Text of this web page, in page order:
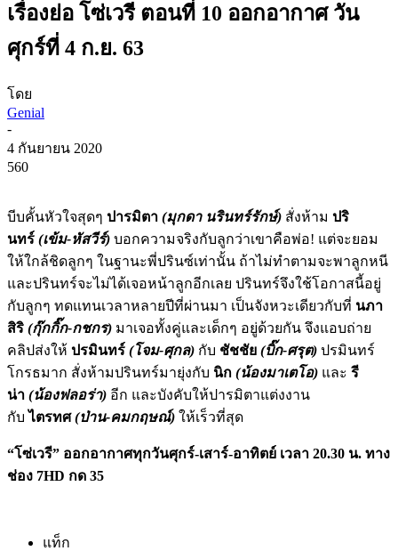
เรื่องย่อ โซ่เวรี ตอนที่ 10 ออกอากาศ วัน
ศุกร์ที่ 4 ก.ย. 63
โดย
Genial
-
4 กันยายน 2020
560
บีบคั้นหัวใจสุดๆ ปารมิตา (มุกดา นรินทร์รักษ์) สั่งห้าม ปริ
นทร์ (เข้ม-หัสวีร์) บอกความจริงกับลูกว่าเขาคือพ่อ! แต่จะยอม
ให้ใกล้ชิดลูกๆ ในฐานะพี่ปรินซ์เท่านั้น ถ้าไม่ทำตามจะพาลูกหนี
และปรินทร์จะไม่ได้เจอหน้าลูกอีกเลย ปรินทร์จึงใช้โอกาสนี้อยู่
กับลูกๆ ทดแทนเวลาหลายปีที่ผ่านมา เป็นจังหวะเดียวกับที่ นภา
สิริ (กุ๊กกิ๊ก-กชกร) มาเจอทั้งคู่และเด็กๆ อยู่ด้วยกัน จึงแอบถ่าย
คลิปส่งให้ ปรมินทร์ (โจม-ศุกล) กับ ชัชชัย (บิ๊ก-ศรุต) ปรมินทร์
โกรธมาก สั่งห้ามปรินทร์มายุ่งกับ นิก (น้องมาเตโอ) และ รี
น่า (น้องฟลอร่า) อีก และบังคับให้ปารมิตาแต่งงาน
กับไตรทศ (ป่าน-คมกฤษณ์) ให้เร็วที่สุด
“โซ่เวรี” ออกอากาศทุกวันศุกร์-เสาร์-อาทิตย์ เวลา 20.30 น. ทาง
ช่อง 7HD กด 35
แท็ก